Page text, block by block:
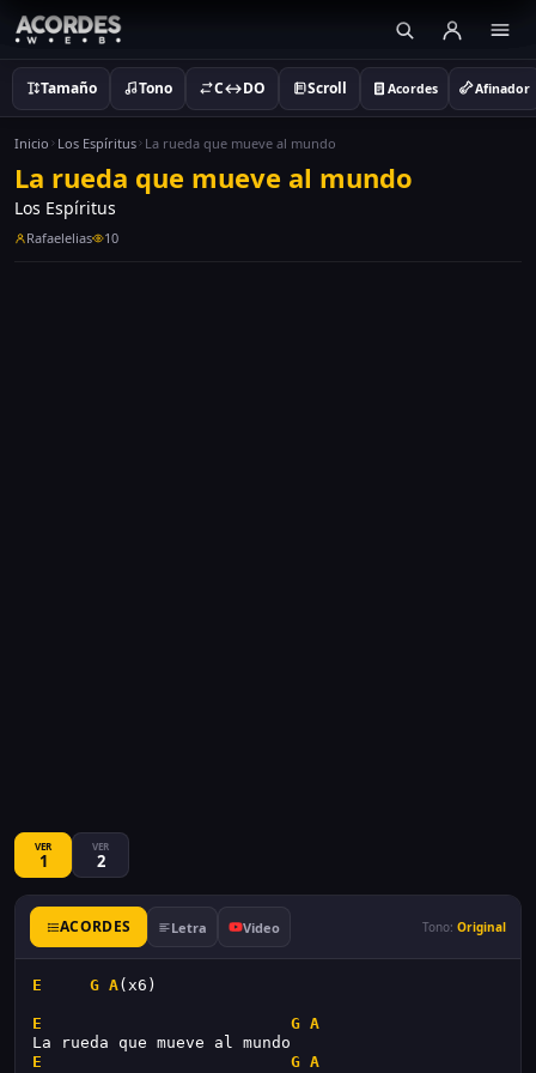
Tamaño Tono C↔DO Scroll Acordes Afinador
Inicio Los Espíritus La rueda que mueve al mundo
La rueda que mueve al mundo
Los Espíritus
Rafaelelias 10
VER
1
VER
2
ACORDES Letra Video Tono: Original
E G A(x6)
E G A
La rueda que mueve al mundo
E
G A